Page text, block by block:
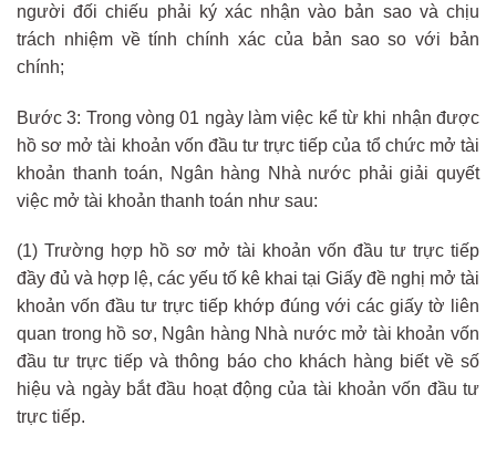
người đối chiếu phải ký xác nhận vào bản sao và chịu
trách nhiệm về tính chính xác của bản sao so với bản
chính;
Bước 3: Trong vòng 01 ngày làm việc kể từ khi nhận được
hồ sơ mở tài khoản vốn đầu tư trực tiếp của tổ chức mở tài
khoản thanh toán, Ngân hàng Nhà nước phải giải quyết
việc mở tài khoản thanh toán như sau:
(1) Trường hợp hồ sơ mở tài khoản vốn đầu tư trực tiếp
đầy đủ và hợp lệ, các yếu tố kê khai tại Giấy đề nghị mở tài
khoản vốn đầu tư trực tiếp khớp đúng với các giấy tờ liên
quan trong hồ sơ, Ngân hàng Nhà nước mở tài khoản vốn
đầu tư trực tiếp và thông báo cho khách hàng biết về số
hiệu và ngày bắt đầu hoạt động của tài khoản vốn đầu tư
trực tiếp.